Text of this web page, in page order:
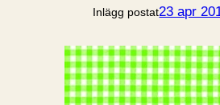
Inlägg postat23 apr